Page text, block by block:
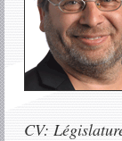
CV: